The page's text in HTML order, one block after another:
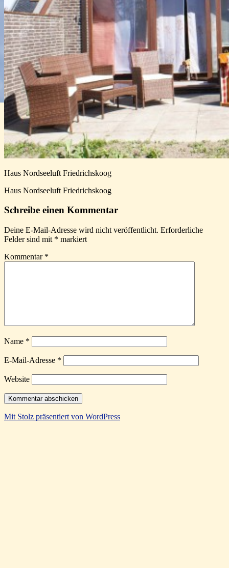
Haus Nordseeluft Friedrichskoog
Haus Nordseeluft Friedrichskoog
Schreibe einen Kommentar
Deine E-Mail-Adresse wird nicht veröffentlicht. Erforderliche
Felder sind mit * markiert
Kommentar *
Name *
E-Mail-Adresse *
Website
Mit Stolz präsentiert von WordPress